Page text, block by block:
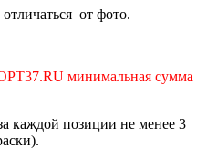
от фото.
минимальная сумма
каждой позиции не менее 3